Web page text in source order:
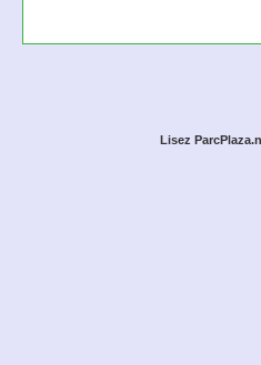
Lisez